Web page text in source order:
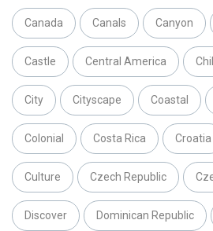
Canada Canals Canyon
Castle Central America
City Cityscape Coastal
Colonial Costa Rica Croatia
Culture Czech Republic
Discover Dominican Republic